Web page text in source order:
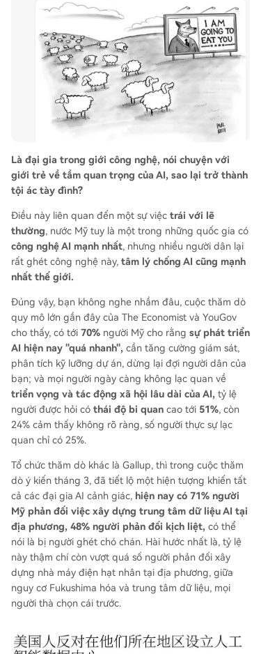
Là đại gia trong giới công nghệ, nói chuyện với
giới trẻ về tầm quan trọng của AI, sao lại trở thành
tội ác tày đình?
Điều này liên quan đến một sự việc trái với lẽ
thường, nước Mỹ tuy là một trong những quốc gia có
công nghệ AI mạnh nhất, nhưng nhiều người dân lại
rất ghét công nghệ này, tâm lý chống AI cũng mạnh
nhất thế giới.
Đúng vậy, bạn không nghe nhầm đâu, cuộc thăm dò
quy mô lớn gần đây của The Economist và YouGov
cho thấy, có tới 70% người Mỹ cho rằng sự phát triển
AI hiện nay "quá nhanh", cần tăng cường giám sát,
phân tích kỹ lưỡng dự án, dừng lại đợi người dân của
bạn; và mọi người ngày càng không lạc quan về
triển vọng và tác động xã hội lâu dài của AI, tỷ lệ
người được hỏi có thái độ bi quan cao tới 51%, còn
24% cảm thấy không rõ ràng, số người thực sự lạc
quan chỉ có 25%.
Tổ chức thăm dò khác là Gallup, thì trong cuộc thăm
dò ý kiến tháng 3, đã tiết lộ một hiện tượng khiến tất
cả các đại gia AI cảnh giác, hiện nay có 71% người
Mỹ phản đối việc xây dựng trung tâm dữ liệu AI tại
địa phương, 48% người phản đối kịch liệt, có thể
nói là bị người ghét chó chán. Hài hước nhất là, tỷ lệ
này thậm chí còn vượt quá số người phản đối xây
dựng nhà máy điện hạt nhân tại địa phương, giữa
nguy cơ Fukushima hóa và trung tâm dữ liệu, mọi
người thà chọn cái trước.